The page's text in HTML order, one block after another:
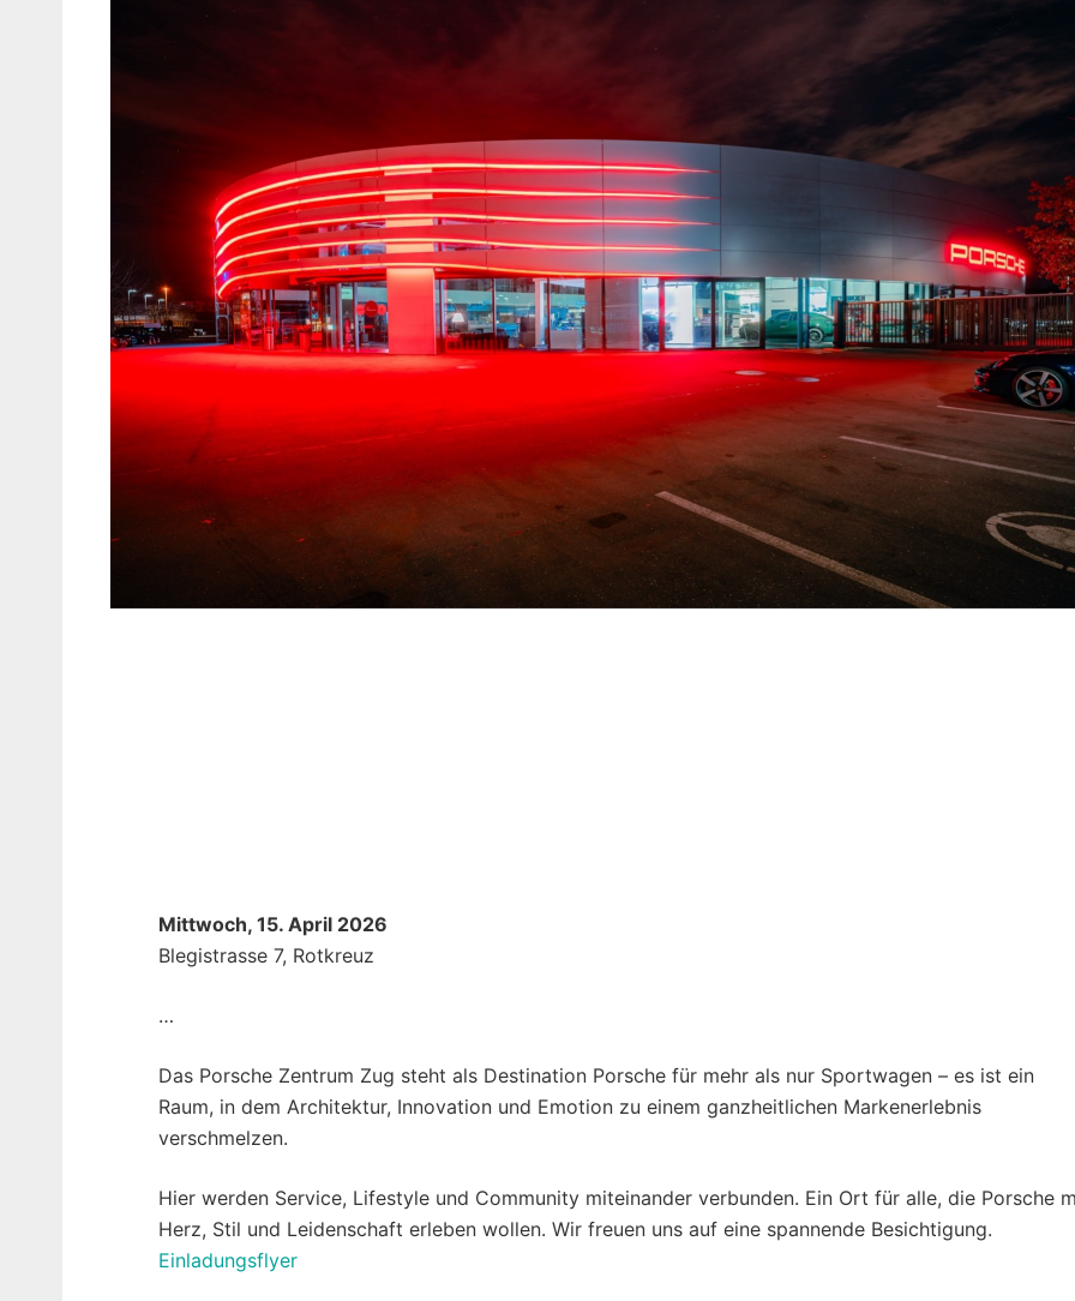
Mittwoch, 15. April 2026
Blegistrasse 7, Rotkreuz
…
Das Porsche Zentrum Zug steht als Destination Porsche für mehr als nur Sportwagen – es ist ein
Raum, in dem Architektur, Innovation und Emotion zu einem ganzheitlichen Markenerlebnis
verschmelzen.
Hier werden Service, Lifestyle und Community miteinander verbunden. Ein Ort für alle, die Porsche
Herz, Stil und Leidenschaft erleben wollen. Wir freuen uns auf eine spannende Besichtigung.
Einladungsflyer